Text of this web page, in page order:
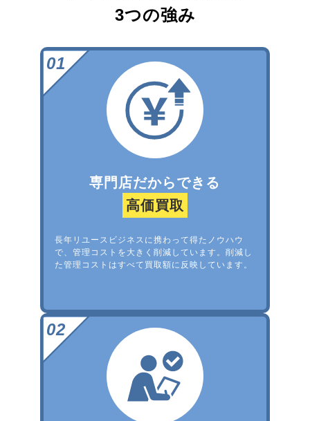
3つの強み
専門店だからできる
高価買取
長年リユースビジネスに携わって得たノウハウ
で、管理コストを大きく削減しています。削減し
た管理コストはすべて買取額に反映しています。